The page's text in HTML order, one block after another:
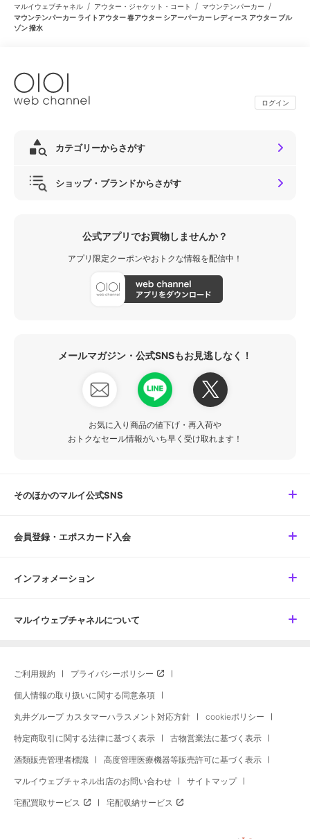
マルイウェブチャネル / アウター・ジャケット・コート / マウンテンパーカー /
マウンテンパーカー ライトアウター 春アウター シアーパーカー レディース アウター ブル
ゾン 撥水
ログイン
カテゴリーからさがす
ショップ・ブランドからさがす
公式アプリでお買物しませんか？
アプリ限定クーポンやおトクな情報を配信中！
メールマガジン・公式SNSもお見逃しなく！
お気に入り商品の値下げ・再入荷や
おトクなセール情報がいち早く受け取れます！
そのほかのマルイ公式SNS
会員登録・エポスカード入会
インフォメーション
マルイウェブチャネルについて
ご利用規約 プライバシーポリシー
個人情報の取り扱いに関する同意条項
丸井グループ カスタマーハラスメント対応方針 cookieポリシー
特定商取引に関する法律に基づく表示 古物営業法に基づく表示
酒類販売管理者標識 高度管理医療機器等販売許可に基づく表示
マルイウェブチャネル出店のお問い合わせ サイトマップ
宅配買取サービス 宅配収納サービス